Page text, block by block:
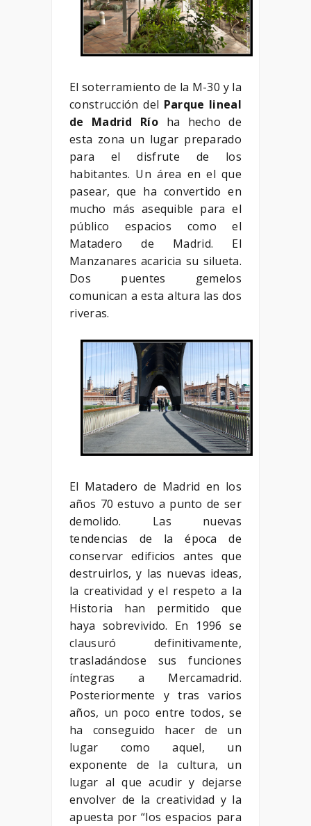
El soterramiento de la M-30 y la
construcción del Parque lineal
de Madrid Río ha hecho de
esta zona un lugar preparado
para el disfrute de los
habitantes. Un área en el que
pasear, que ha convertido en
mucho más asequible para el
público espacios como el
Matadero de Madrid. El
Manzanares acaricia su silueta.
Dos puentes gemelos
comunican a esta altura las dos
riveras.
El Matadero de Madrid en los
años 70 estuvo a punto de ser
demolido. Las nuevas
tendencias de la época de
conservar edificios antes que
destruirlos, y las nuevas ideas,
la creatividad y el respeto a la
Historia han permitido que
haya sobrevivido. En 1996 se
clausuró definitivamente,
trasladándose sus funciones
íntegras a Mercamadrid.
Posteriormente y tras varios
años, un poco entre todos, se
ha conseguido hacer de un
lugar como aquel, un
exponente de la cultura, un
lugar al que acudir y dejarse
envolver de la creatividad y la
apuesta por “los espacios para